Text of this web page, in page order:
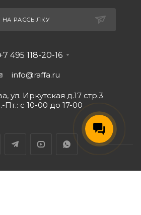
НА РАССЫЛКУ
495 118-20-16
info@raffa.ru
ул. Иркутская д.17 стр.3
Пт.: с 10-00 до 17-00